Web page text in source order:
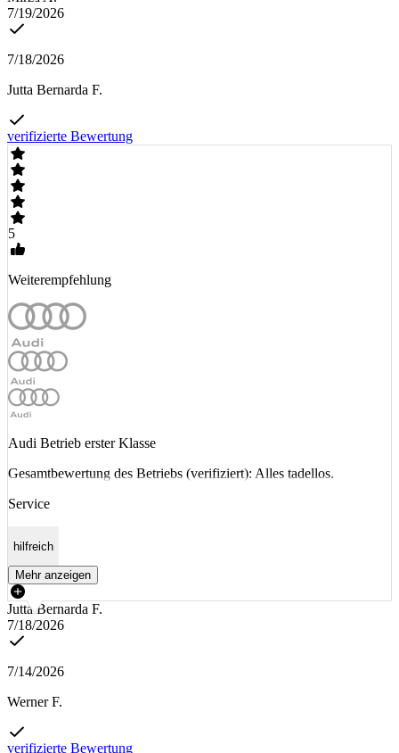
7/19/2026
7/18/2026
Jutta Bernarda F.
verifizierte Bewertung
5
Weiterempfehlung
Audi Betrieb erster Klasse
Gesamtbewertung des Betriebs (verifiziert): Alles tadellos.
Service
hilfreich
Mehr anzeigen
Jutta Bernarda F.
7/18/2026
7/14/2026
Werner F.
verifizierte Bewertung